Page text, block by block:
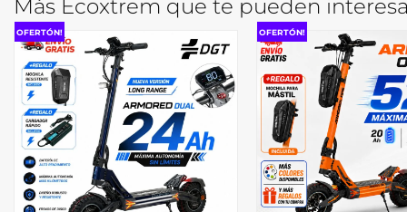
Más Ecoxtrem que te pueden
OFERTÓN! OFERTÓN!